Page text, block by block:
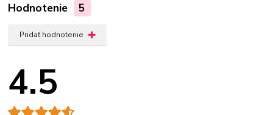
Hodnotenie 5
Pridať hodnotenie
4.5